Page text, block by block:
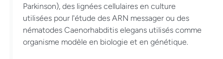
Parkinson), des lignées cellulaires en culture
utilisées pour l'étude des ARN messager ou des
nématodes Caenorhabditis elegans utilisés comme
organisme modèle en biologie et en génétique.